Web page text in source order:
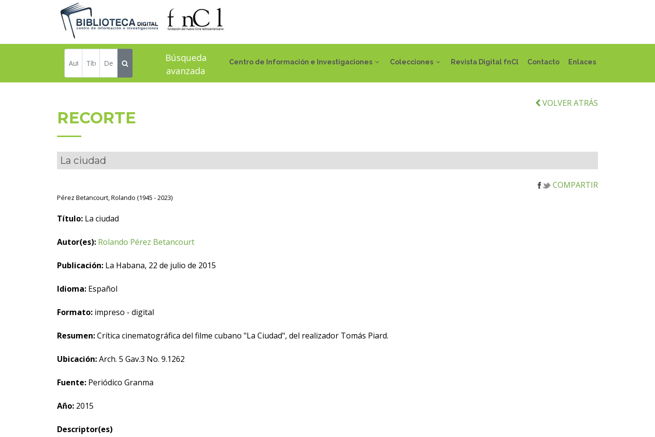
Centro de Información e Investigaciones Colecciones Revista Digital fnCl Contacto Enlaces
Búsqueda
avanzada
VOLVER ATRÁS
RECORTE
La ciudad
COMPARTIR
Pérez Betancourt, Rolando (1945 - 2023)
Título: La ciudad
Autor(es): Rolando Pérez Betancourt
Publicación: La Habana, 22 de julio de 2015
Idioma: Español
Formato: impreso - digital
Resumen:Crítica cinematográfica del filme cubano "La Ciudad", del realizador Tomás Piard.
Ubicación:Arch. 5 Gav.3 No. 9.1262
Fuente: Periódico Granma
Año: 2015
Descriptor(es)